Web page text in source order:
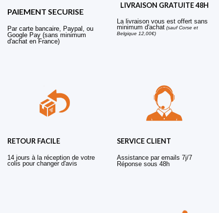
PAIEMENT SECURISE
Par carte bancaire, Paypal, ou
Google Pay (sans minimum
d'achat en France)
LIVRAISON GRATUITE 48H
La livraison vous est offert sans
minimum d'achat (sauf Corse et
Belgique 12,00€)
RETOUR FACILE
14 jours à la réception de votre
colis pour changer d'avis
SERVICE CLIENT
Assistance par emails 7j/7
Réponse sous 48h